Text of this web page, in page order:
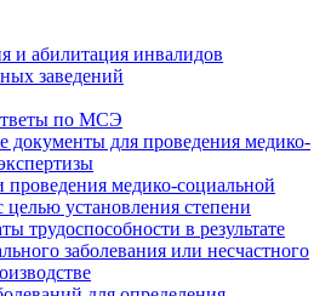
и абилитация инвалидов
заведений
по МСЭ
документы для проведения медико-
проведения медико-социальной
целью установления степени
трудоспособности в результате
заболевания или несчастного